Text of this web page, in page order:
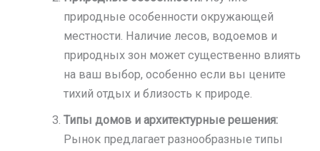
природные особенности окружающей
местности. Наличие лесов, водоемов и
природных зон может существенно влиять
на ваш выбор, особенно если вы цените
тихий отдых и близость к природе.
Типы домов и архитектурные решения:
Рынок предлагает разнообразные типы